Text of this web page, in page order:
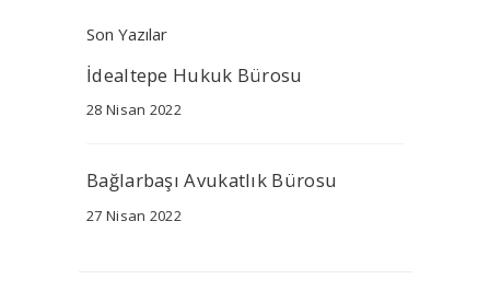
Son Yazılar
İdealtepe Hukuk Bürosu
28 Nisan 2022
Bağlarbaşı Avukatlık Bürosu
27 Nisan 2022